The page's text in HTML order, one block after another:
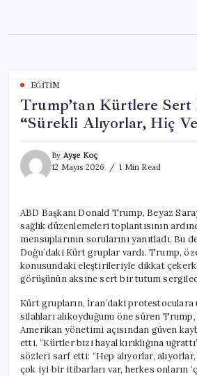
content
EĞITIM
Trump’tan Kürtlere
“Sürekli Alıyorlar, Hiç
By Ayşe Koç
12 Mayıs 2026
1 Min Read
ABD Başkanı Donald Trump, Beyaz
sağlık düzenlemeleri toplantısının
mensuplarının sorularını yanıtladı. Bu
Doğu’daki Kürt gruplar vardı. Trump,
konusundaki eleştirileriyle dikkat
görüşünün aksine sert bir tutum
Kürt grupların, İran’daki protestoculara
silahları alıkoyduğunu öne süren
Amerikan yönetimi açısından güven
etti. “Kürtler bizi hayal kırıklığına
sözleri sarf etti: “Hep alıyorlar,
çok iyi bir itibarları var, herkes onların